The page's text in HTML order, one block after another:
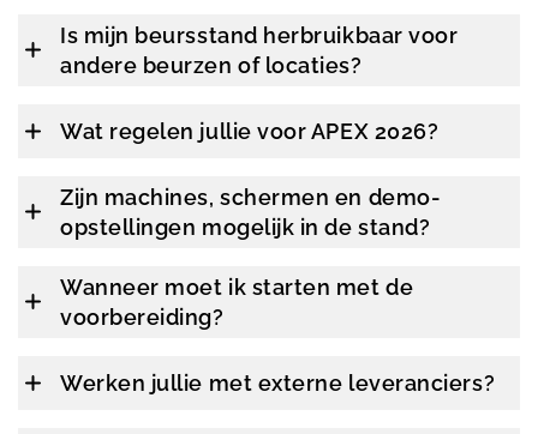
Is mijn beursstand herbruikbaar voor
andere beurzen of locaties?
Wat regelen jullie voor APEX 2026?
Zijn machines, schermen en demo-
opstellingen mogelijk in de stand?
Wanneer moet ik starten met de
voorbereiding?
Werken jullie met externe leveranciers?